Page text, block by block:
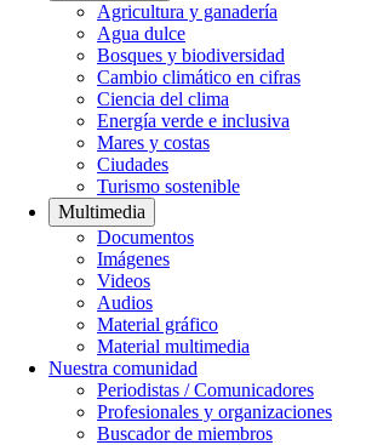
Agricultura y ganadería
Agua dulce
Bosques y biodiversidad
Cambio climático en cifras
Ciencia del clima
Energía verde e inclusiva
Mares y costas
Ciudades
Turismo sostenible
Multimedia
Documentos
Imágenes
Videos
Audios
Material gráfico
Material multimedia
Nuestra comunidad
Periodistas / Comunicadores
Profesionales y organizaciones
Buscador de miembros